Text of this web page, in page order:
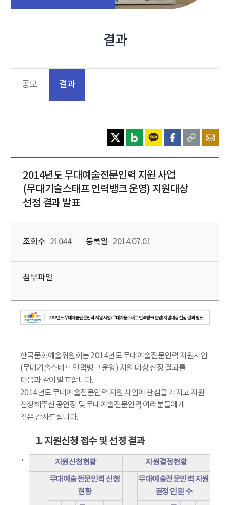
결과
공모 결과
2014년도 무대예술전문인력 지원 사업
(무대기술스태프 인력뱅크 운영) 지원대상
선정 결과 발표
조회수 21044 등록일 2014.07.01
첨부파일
한국문화예술위원회는 2014년도 무대예술전문인력 지원사업
(무대기술스태프 인력뱅크 운영) 지원 대상 선정 결과를
다음과 같이 발표합니다.
2014년도 무대예술전문인력 지원 사업에 관심을 가지고 지원
신청해주신 공연장 및 무대예술전문인력 여러분들에게
깊은 감사드립니다.
1. 지원신청 접수 및 선정 결과
지원신청현황 지원결정현황
무대예술전문인력 신청
현황
무대예술전문인력 지원
결정 인원 수